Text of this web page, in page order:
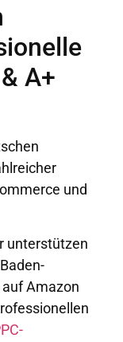
A+
und
unterstützen
Amazon